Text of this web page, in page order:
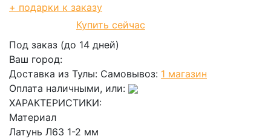
+ подарки к заказу
Купить сейчас
Под заказ (до 14 дней)
Ваш город:
Доставка из Тулы: Самовывоз: 1 магазин
Оплата наличными, или:
ХАРАКТЕРИСТИКИ:
Материал
Латунь Л63 1-2 мм